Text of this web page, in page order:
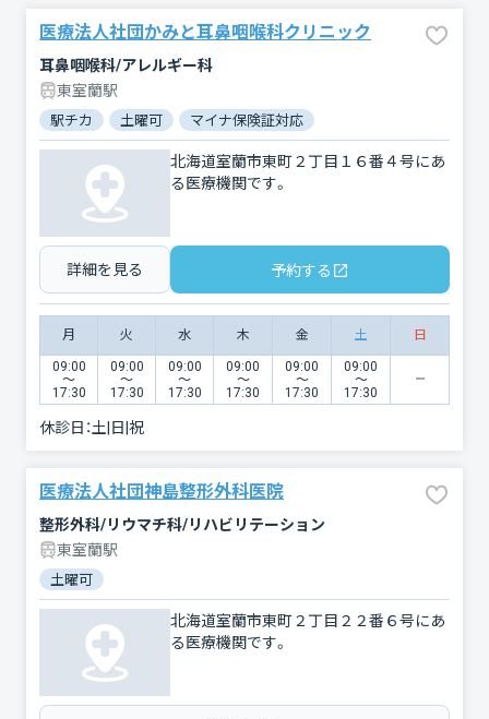
医療法人社団かみと耳鼻咽喉科クリニック
耳鼻咽喉科/アレルギー科
東室蘭駅
駅チカ 土曜可 マイナ保険証対応
北海道室蘭市東町２丁目１６番４号にあ
る医療機関です。
詳細を見る 予約する
月 火 水 木 金 土 日
09:00
〜
17:30
09:00
〜
17:30
09:00
〜
17:30
09:00
〜
17:30
09:00
〜
17:30
09:00
〜
17:30
休診日：土|日|祝
医療法人社団神島整形外科医院
整形外科/リウマチ科/リハビリテーション
東室蘭駅
土曜可
北海道室蘭市東町２丁目２２番６号にあ
る医療機関です。